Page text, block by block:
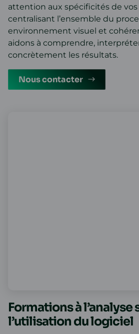
attention aux spécificités de vos
centralisant l’ensemble du
environnement visuel et
aidons à comprendre,
concrètement les résultats.
Nous contacter
Formations à
l’utilisation du logiciel